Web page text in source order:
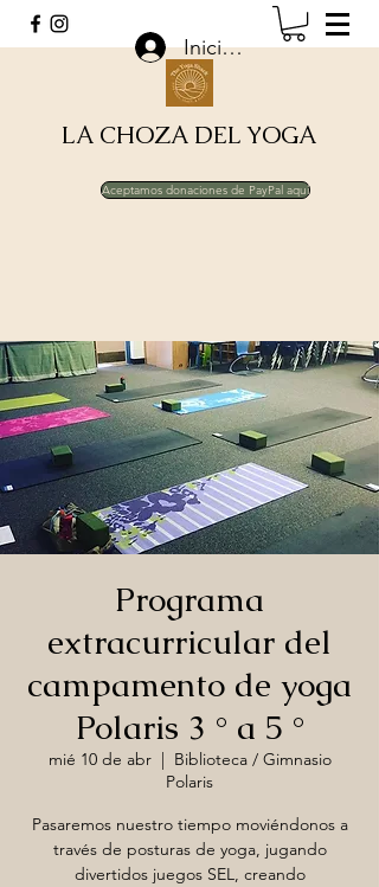
LA CHOZA DEL YOGA
Aceptamos donaciones de PayPal aquí
Iniciar sesión
Programa
extracurricular del
campamento de yoga
Polaris 3 ° a 5 °
mié 10 de abr
  |
Biblioteca / Gimnasio
Polaris
Pasaremos nuestro tiempo moviéndonos a
través de posturas de yoga, jugando
divertidos juegos SEL, creando